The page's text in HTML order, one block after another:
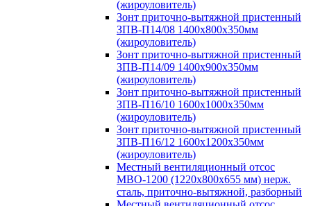
(жироуловитель)
Зонт приточно-вытяжной пристенный
ЗПВ-П14/08 1400х800х350мм
(жироуловитель)
Зонт приточно-вытяжной пристенный
ЗПВ-П14/09 1400х900х350мм
(жироуловитель)
Зонт приточно-вытяжной пристенный
ЗПВ-П16/10 1600х1000х350мм
(жироуловитель)
Зонт приточно-вытяжной пристенный
ЗПВ-П16/12 1600х1200х350мм
(жироуловитель)
Местный вентиляционный отсос
МВО-1200 (1220х800х655 мм) нерж.
сталь, приточно-вытяжной, разборный